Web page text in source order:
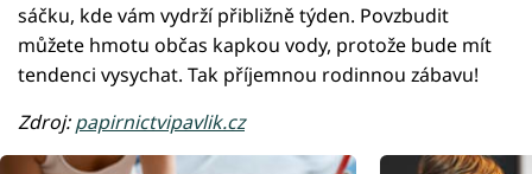
sáčku, kde vám vydrží přibližně týden. Povzbudit
můžete hmotu občas kapkou vody, protože bude mít
tendenci vysychat. Tak příjemnou rodinnou zábavu!
Zdroj:papirnictvipavlik.cz